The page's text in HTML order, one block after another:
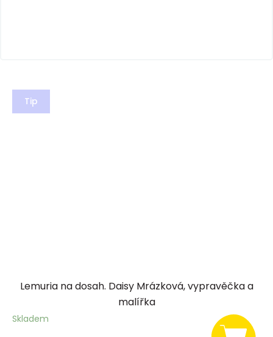
Tip
Lemuria na dosah. Daisy Mrázková, vypravěčka a
malířka
Skladem